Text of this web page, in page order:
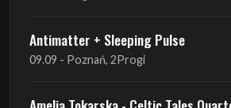
Amelia Tokarska - Celtic Tales Quartet
10.09 - Rybnik, Teatr Ziemi Rybnickiej
Antimatter + Sleeping Pulse